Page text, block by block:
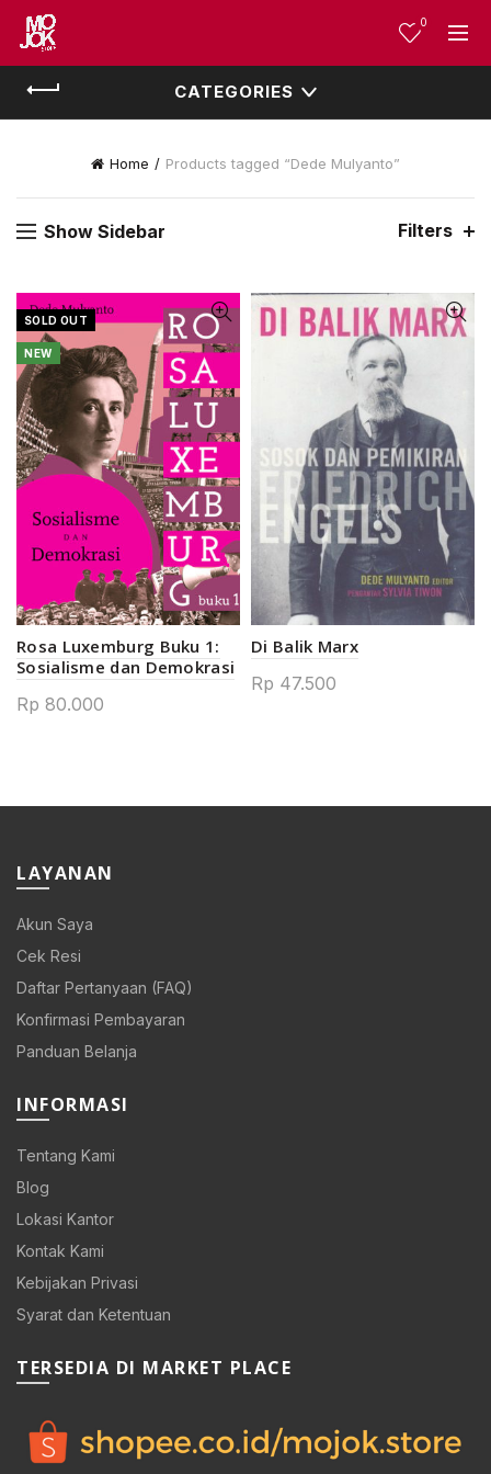
0
CATEGORIES
Home Products tagged “Dede Mulyanto”
Show Sidebar Filters
SOLD OUT
NEW
Rosa Luxemburg Buku 1:
Sosialisme dan Demokrasi
Rp 80.000
Di Balik Marx
Rp 47.500
LAYANAN
Akun Saya
Cek Resi
Daftar Pertanyaan (FAQ)
Konfirmasi Pembayaran
Panduan Belanja
INFORMASI
Tentang Kami
Blog
Lokasi Kantor
Kontak Kami
Kebijakan Privasi
Syarat dan Ketentuan
TERSEDIA DI MARKET PLACE